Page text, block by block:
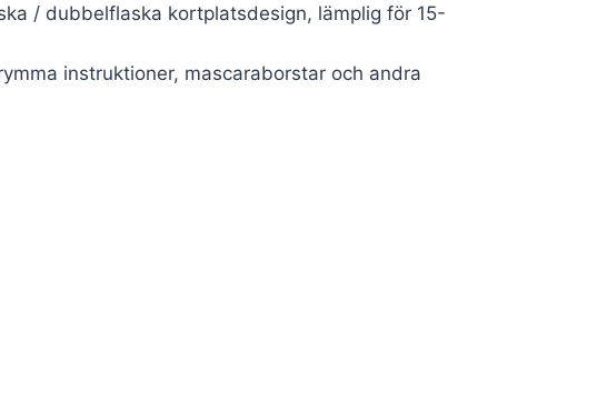
/ dubbelflaska kortplatsdesign, lämplig för 15-
instruktioner, mascaraborstar och andra